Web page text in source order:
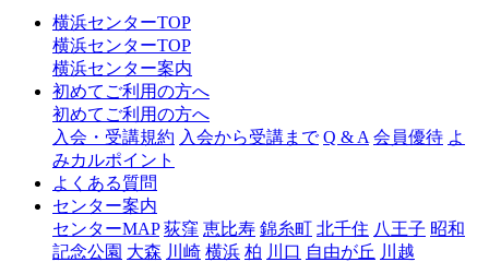
ャ
浜
横浜センターTOP
横浜センターTOP
横浜センター案内
初めてご利用の方へ
初めてご利用の方へ
入会・受講規約 入会から受講まで Q & A 会員優待 よ
みカルポイント
よくある質問
センター案内
センターMAP 荻窪 恵比寿 錦糸町 北千住 八王子 昭和
記念公園 大森 川崎 横浜 柏 川口 自由が丘 川越